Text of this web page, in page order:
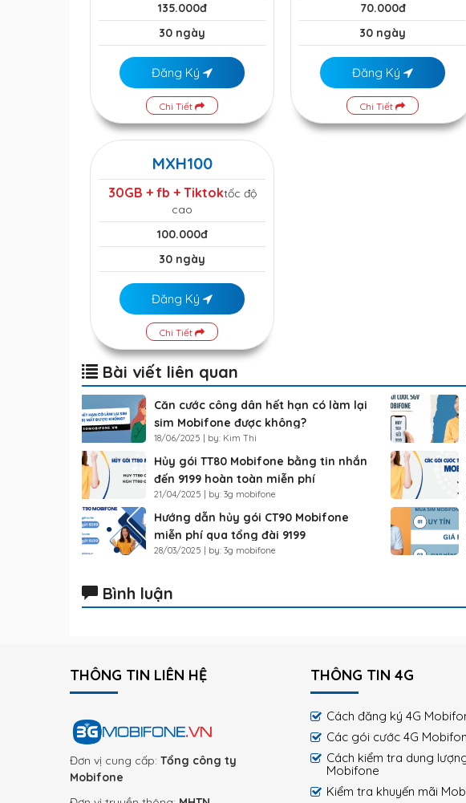
135.000đ
30 ngày
Đăng Ký
Chi Tiết
70.000đ
30 ngày
Đăng Ký
Chi Tiết
MXH100
30GB + fb + Tiktoktốc độ
cao
100.000đ
30 ngày
Đăng Ký
Chi Tiết
Bài viết liên quan
Căn cước công dân hết hạn có làm lại
sim Mobifone được không?
18/06/2025 | by: Kim Thi
Hủy gói TT80 Mobifone bằng tin nhắn
đến 9199 hoàn toàn miễn phí
21/04/2025 | by: 3g mobifone
Hướng dẫn hủy gói CT90 Mobifone
miễn phí qua tổng đài 9199
28/03/2025 | by: 3g mobifone
Bình luận
THÔNG TIN LIÊN HỆ
Đơn vị cung cấp: Tổng công ty
Mobifone
THÔNG TIN 4G
Cách đăng ký 4G
Các gói cước 4G
Cách kiểm tra dung
Mobifone
Kiểm tra khuyến mãi